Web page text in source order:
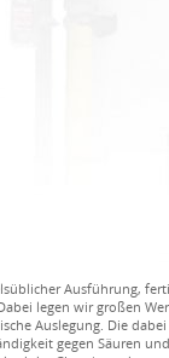
Ausführung,
legen wir großen
Auslegung. Die dabei
gegen Säuren und